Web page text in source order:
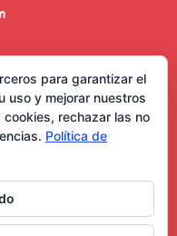
para garantizar el
uso y mejorar nuestros
rechazar las no
Política de